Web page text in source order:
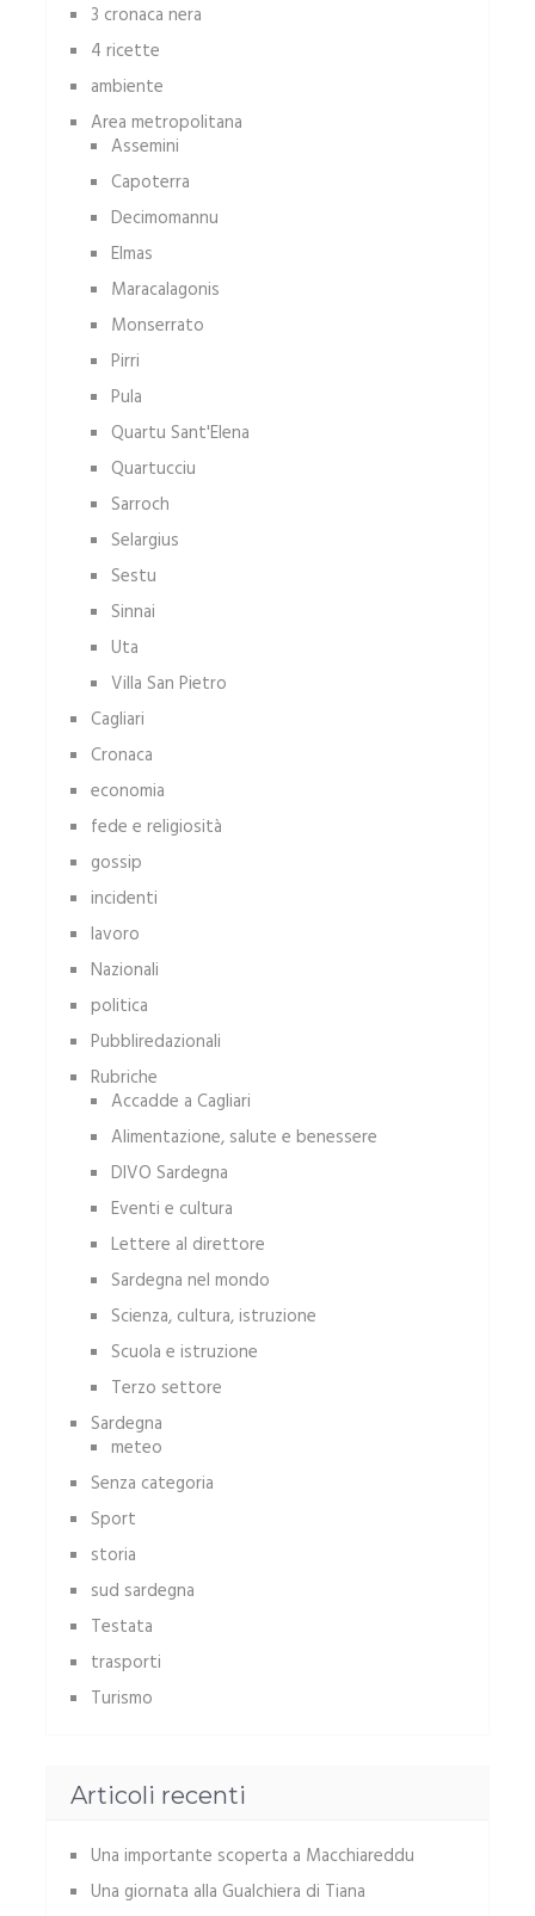
3 cronaca nera
4 ricette
ambiente
Area metropolitana
Assemini
Capoterra
Decimomannu
Elmas
Maracalagonis
Monserrato
Pirri
Pula
Quartu Sant'Elena
Quartucciu
Sarroch
Selargius
Sestu
Sinnai
Uta
Villa San Pietro
Cagliari
Cronaca
economia
fede e religiosità
gossip
incidenti
lavoro
Nazionali
politica
Pubbliredazionali
Rubriche
Accadde a Cagliari
Alimentazione, salute e benessere
DIVO Sardegna
Eventi e cultura
Lettere al direttore
Sardegna nel mondo
Scienza, cultura, istruzione
Scuola e istruzione
Terzo settore
Sardegna
meteo
Senza categoria
Sport
storia
sud sardegna
Testata
trasporti
Turismo
Articoli recenti
Una importante scoperta a Macchiareddu
Una giornata alla Gualchiera di Tiana